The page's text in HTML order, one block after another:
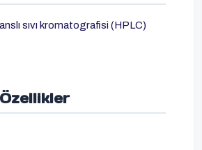
sıvı kromatografisi (HPLC)